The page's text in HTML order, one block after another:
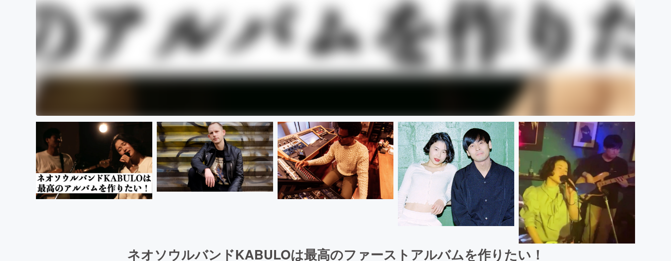
ネオソウルバンドKABULOは最高のファーストアルバムを作りたい！